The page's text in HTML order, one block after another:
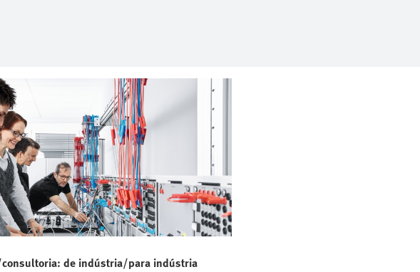
consultoria: de indústria/para indústria